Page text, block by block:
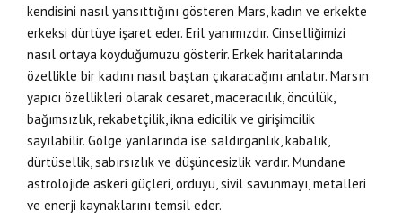
kendisini nasıl yansıttığını gösteren Mars, kadın ve erkekte
erkeksi dürtüye işaret eder. Eril yanımızdır. Cinselliğimizi
nasıl ortaya koyduğumuzu gösterir. Erkek haritalarında
özellikle bir kadını nasıl baştan çıkaracağını anlatır. Marsın
yapıcı özellikleri olarak cesaret, maceracılık, öncülük,
bağımsızlık, rekabetçilik, ikna edicilik ve girişimcilik
sayılabilir. Gölge yanlarında ise saldırganlık, kabalık,
dürtüsellik, sabırsızlık ve düşüncesizlik vardır. Mundane
astrolojide askeri güçleri, orduyu, sivil savunmayı, metalleri
ve enerji kaynaklarını temsil eder.